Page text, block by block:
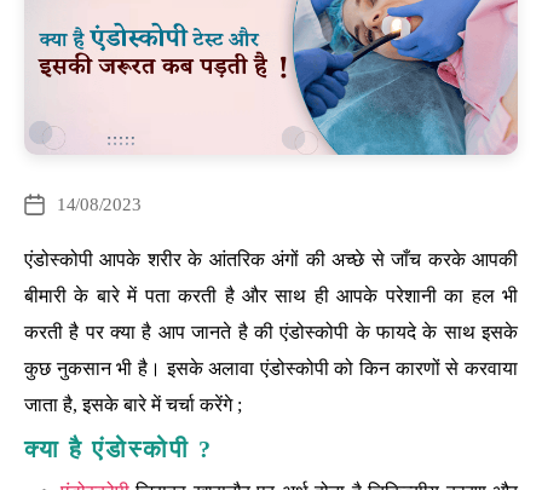
Post14/08/2023
एंडोस्कोपी आपके शरीर के आंतरिक अंगों की अच्छे से जाँच करके आपकी
बीमारी के बारे में पता करती है और साथ ही आपके परेशानी का हल भी
करती है पर क्या है आप जानते है की एंडोस्कोपी के फायदे के साथ इसके
कुछ नुकसान भी है। इसके अलावा एंडोस्कोपी को किन कारणों से करवाया
जाता है, इसके बारे में चर्चा करेंगे ;
क्या है एंडोस्कोपी ?